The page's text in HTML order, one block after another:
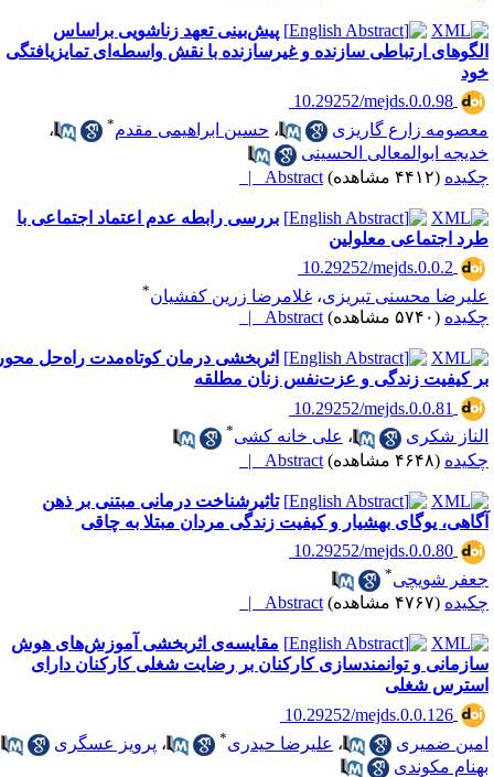
پیش‌بینی تعهد زناشویی براساس
ارتباطی سازنده و غیرسازنده با نقش واسطه‌ای تمایزیافتگی
‎ 10.29252/mejds.0.0.98
زارع گاریزی
،حسین ابراهیمی مقدم
،
ابوالمعالی الحسینی
(۴۴۱۲ مشاهده) Abstract |
بررسی رابطه عدم اعتماد اجتماعی با
اجتماعی معلولین
‎ 10.29252/mejds.0.0.2
محسنی تبریزی،غلامرضا زرین کفشیان *
(۵۷۴۰ مشاهده) Abstract |
اثربخشی درمان کوتاه‌مدت راه‌حل محور
کیفیت زندگی و عزت‌نفس زنان مطلقه
‎ 10.29252/mejds.0.0.81
شکری
،علی خانه کشی
(۴۶۴۸ مشاهده) Abstract |
تاثیرشناخت درمانی مبتنی بر ذهن
یوگای بهشیار و کیفیت زندگی مردان مبتلا به چاقی
‎ 10.29252/mejds.0.0.80
شویچی
(۴۷۶۷ مشاهده) Abstract |
مقایسه‌ی اثربخشی آموزش‌های‌ هوش
و توانمندسازی کارکنان بر رضایت شغلی کارکنان دارای
شغلی
‎ 10.29252/mejds.0.0.126
ضمیری
،علیرضا حیدری ،پرویز عسگری
،
مکوندی